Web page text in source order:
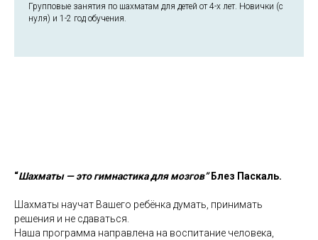
Групповые занятия по шахматам для детей от 4-х лет. Новички (с
нуля) и 1-2 год обучения.
“Шахматы — это гимнастика для мозгов” Блез Паскаль.
Шахматы научат Вашего ребёнка думать, принимать
решения и не сдаваться.
Наша программа направлена на воспитание человека,